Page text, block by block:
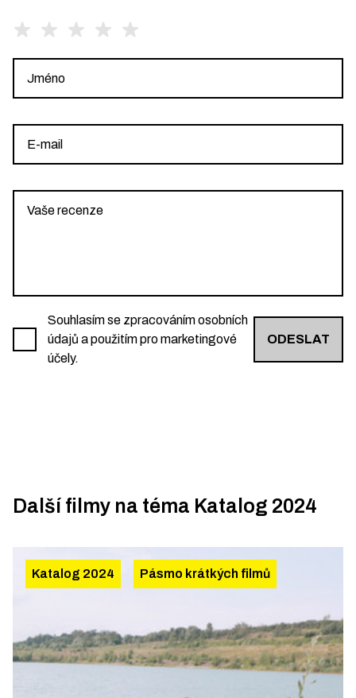
Souhlasím se zpracováním osobních
údajů a použitím pro marketingové
účely.
ODESLAT
Další filmy na téma Katalog 2024
Katalog 2024 Pásmo krátkých filmů